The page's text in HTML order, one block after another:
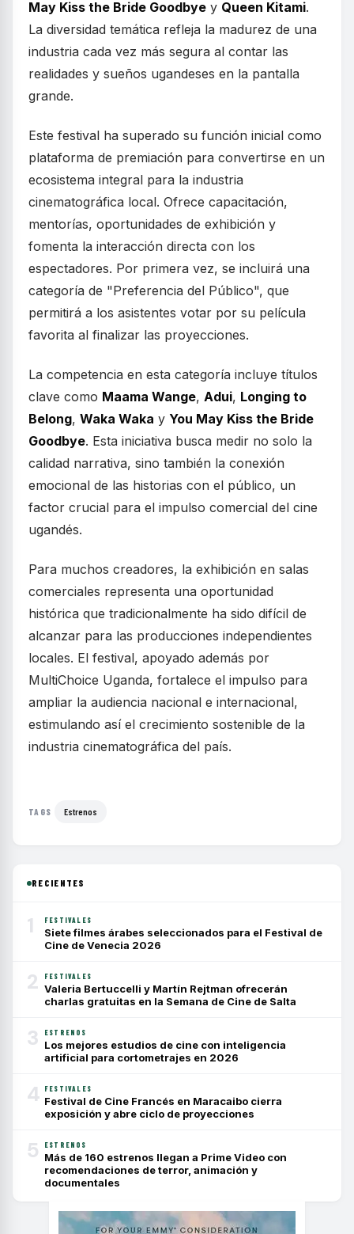
May Kiss the Bride Goodbye y Queen Kitami.
La diversidad temática refleja la madurez de una
industria cada vez más segura al contar las
realidades y sueños ugandeses en la pantalla
grande.
Este festival ha superado su función inicial como
plataforma de premiación para convertirse en un
ecosistema integral para la industria
cinematográfica local. Ofrece capacitación,
mentorías, oportunidades de exhibición y
fomenta la interacción directa con los
espectadores. Por primera vez, se incluirá una
categoría de "Preferencia del Público", que
permitirá a los asistentes votar por su película
favorita al finalizar las proyecciones.
La competencia en esta categoría incluye títulos
clave como Maama Wange, Adui, Longing to
Belong, Waka Waka y You May Kiss the Bride
Goodbye. Esta iniciativa busca medir no solo la
calidad narrativa, sino también la conexión
emocional de las historias con el público, un
factor crucial para el impulso comercial del cine
ugandés.
Para muchos creadores, la exhibición en salas
comerciales representa una oportunidad
histórica que tradicionalmente ha sido difícil de
alcanzar para las producciones independientes
locales. El festival, apoyado además por
MultiChoice Uganda, fortalece el impulso para
ampliar la audiencia nacional e internacional,
estimulando así el crecimiento sostenible de la
industria cinematográfica del país.
TAGS Estrenos
RECIENTES
1 FESTIVALES
Siete filmes árabes seleccionados para el Festival de
Cine de Venecia 2026
2 FESTIVALES
Valeria Bertuccelli y Martín Rejtman ofrecerán
charlas gratuitas en la Semana de Cine de Salta
3 ESTRENOS
Los mejores estudios de cine con inteligencia
artificial para cortometrajes en 2026
4 FESTIVALES
Festival de Cine Francés en Maracaibo cierra
exposición y abre ciclo de proyecciones
5 ESTRENOS
Más de 160 estrenos llegan a Prime Video con
recomendaciones de terror, animación y
documentales